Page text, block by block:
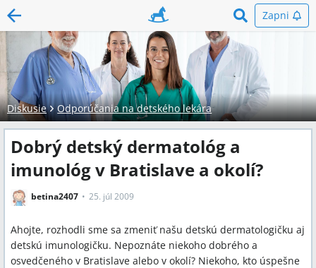
Zapni
Diskusie Odporúčania na detského lekára
Dobrý detský dermatológ a
imunológ v Bratislave a okolí?
betina2407 25. júl 2009
Ahojte, rozhodli sme sa zmeniť našu detskú dermatologičku aj
detskú imunologičku. Nepoznáte niekoho dobrého a
osvedčeného v Bratislave alebo v okolí? Niekoho, kto úspešne